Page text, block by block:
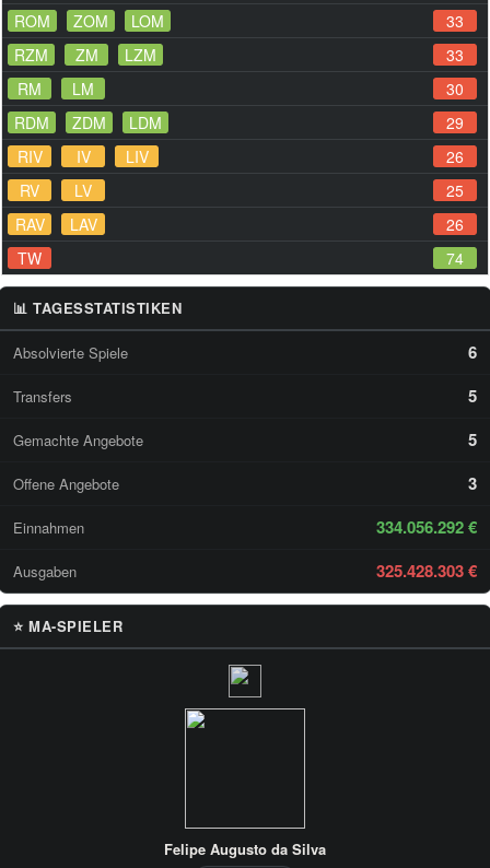
ROM
ZOM LOM
33
RZM
ZM LZM
33
RM
LM
30
RDM
ZDM LDM
29
RIV
IV LIV
26
RV
LV
25
RAV
LAV
26
TW
74
📊 TAGESSTATISTIKEN
Absolvierte Spiele 6
Transfers 5
Gemachte Angebote 5
Offene Angebote 3
Einnahmen 334.056.292 €
Ausgaben 325.428.303 €
⭐ MA-SPIELER
Felipe Augusto da Silva